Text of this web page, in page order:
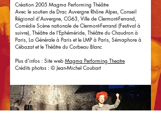
Création 2005 Magma Performing Théâtre
Avec le soutien de Drac Auvergne Rhône Alpes, Conseil
Régional d’Auvergne, CG63, Ville de Clermont-Ferrand,
Comédie Scène nationale de Clermont-Ferrand (Festival à
suivre), Théâtre de l’Ephéméride, Théâtre du Chaudron à
Paris, La Générale à Paris et le LMP à Paris, Sémaphore à
Cébazat et le Théâtre du Corbeau Blanc
Plus d'infos : Site web Magma Performing Theatre
Crédits photos : © Jean-Michel Coubart